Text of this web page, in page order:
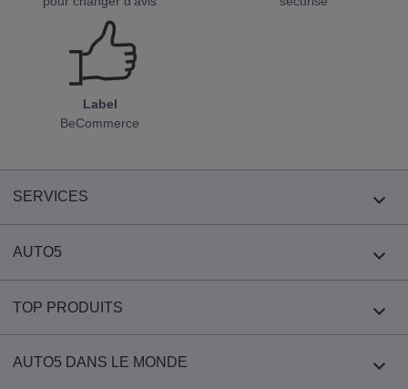
SERVICES
AUTO5
TOP PRODUITS
AUTO5 DANS LE MONDE
Label
BeCommerce